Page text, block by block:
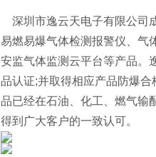
深圳市逸云天电子有限公司
易燃易爆气体检测报警仪、气
安监气体监测云平台等产品。
品认证;并取得相应产品防爆
品已经在石油、化工、燃气输
得到广大客户的一致认可。